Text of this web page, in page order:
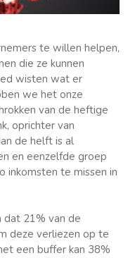
te willen helpen,
die ze kunnen
wisten wat er
we het onze
van de heftige
oprichter van
de helft is al
en eenzelfde groep
inkomsten te missen in
21% van de
deze verliezen op te
een buffer kan 38%